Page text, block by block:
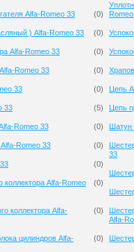
Alfa-Romeo 33 (0)
) Alfa-Romeo 33 (0)
Alfa-Romeo 33 (0)
Romeo 33 (0)
33 (0)
33 (5)
Romeo 33 (0)
Romeo 33 (0)
(0)
коллектора Alfa-Romeo
(0)
коллектора Alfa-
(0)
цилиндров Alfa-
(0)
Цепь
Цепь
Шатун
33
Alfa-